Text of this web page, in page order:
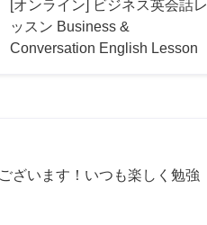
[オンライン] ビジネス英会話レ
ッスン Business &
Conversation English Lesson
ざいます！いつも楽しく勉強